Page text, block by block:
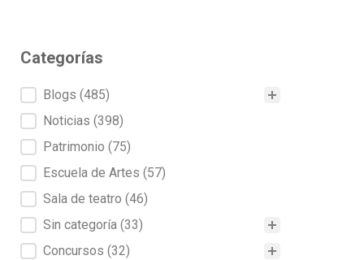
Categorías
Categorías
Blogs (485)
Noticias (398)
Patrimonio (75)
Escuela de Artes (57)
Sala de teatro (46)
Sin categoría (33)
Concursos (32)